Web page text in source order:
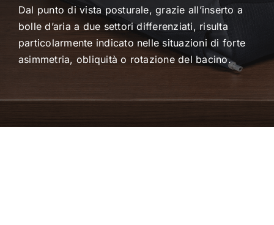
Dal punto di vista posturale, grazie all’inserto a
bolle d’aria a due settori differenziati, risulta
particolarmente indicato nelle situazioni di forte
asimmetria, obliquità o rotazione del bacino.